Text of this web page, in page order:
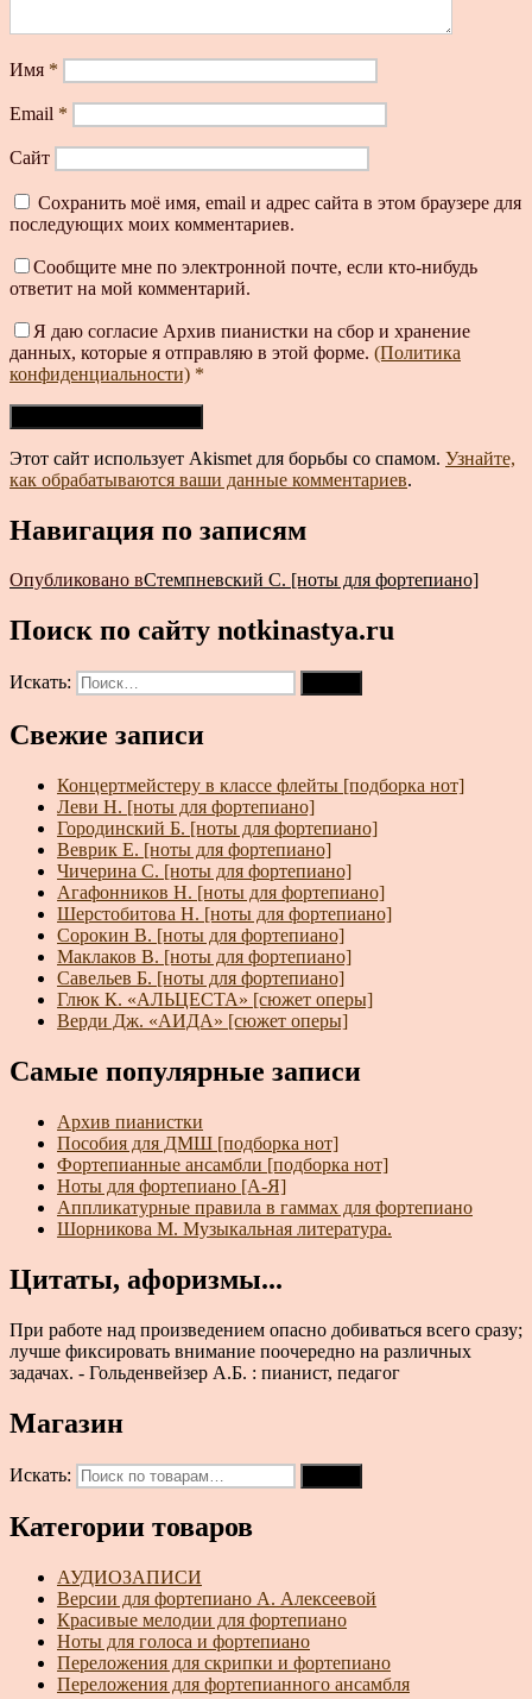
Имя *
Email *
Сайт
Сохранить моё имя, email и адрес сайта в этом браузере для
последующих моих комментариев.
Сообщите мне по электронной почте, если кто-нибудь
ответит на мой комментарий.
Я даю согласие Архив пианистки на сбор и хранение
данных, которые я отправляю в этой форме. (Политика
конфиденциальности) *
Этот сайт использует Akismet для борьбы со спамом. Узнайте,
как обрабатываются ваши данные комментариев.
Навигация по записям
Опубликовано вСтемпневский С. [ноты для фортепиано]
Поиск по сайту notkinastya.ru
Искать:
Свежие записи
Концертмейстеру в классе флейты [подборка нот]
Леви Н. [ноты для фортепиано]
Городинский Б. [ноты для фортепиано]
Веврик Е. [ноты для фортепиано]
Чичерина С. [ноты для фортепиано]
Агафонников Н. [ноты для фортепиано]
Шерстобитова Н. [ноты для фортепиано]
Сорокин В. [ноты для фортепиано]
Маклаков В. [ноты для фортепиано]
Савельев Б. [ноты для фортепиано]
Глюк К. «АЛЬЦЕСТА» [сюжет оперы]
Верди Дж. «АИДА» [сюжет оперы]
Самые популярные записи
Архив пианистки
Пособия для ДМШ [подборка нот]
Фортепианные ансамбли [подборка нот]
Ноты для фортепиано [А-Я]
Аппликатурные правила в гаммах для фортепиано
Шорникова М. Музыкальная литература.
Цитаты, афоризмы...
При работе над произведением опасно добиваться всего сразу;
лучше фиксировать внимание поочередно на различных
задачах. - Гольденвейзер А.Б. : пианист, педагог
Магазин
Искать:
Категории товаров
АУДИОЗАПИСИ
Версии для фортепиано А. Алексеевой
Красивые мелодии для фортепиано
Ноты для голоса и фортепиано
Переложения для скрипки и фортепиано
Переложения для фортепианного ансамбля